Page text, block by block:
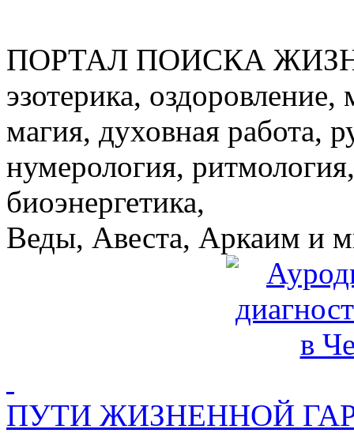
ПОРТАЛ ПОИСКА
эзотерика,
магия, духовная работа,
нумерология,
биоэнергетика,
Веды, Авеста, Аркаим и
ПУТИ ЖИЗНЕННОЙ